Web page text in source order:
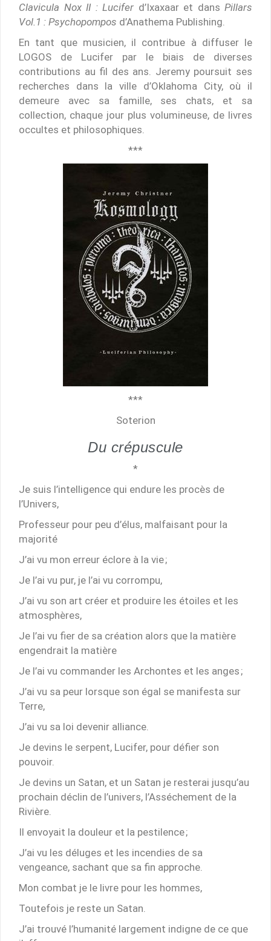
Clavicula Nox II : Lucifer d’Ixaxaar et dans Pillars
Vol.1 : Psychopompos d’Anathema Publishing.
En tant que musicien, il contribue à diffuser le
LOGOS de Lucifer par le biais de diverses
contributions au fil des ans. Jeremy poursuit ses
recherches dans la ville d’Oklahoma City, où il
demeure avec sa famille, ses chats, et sa
collection, chaque jour plus volumineuse, de livres
occultes et philosophiques.
***
***
Soterion
Du crépuscule
*
Je suis l’intelligence qui endure les procès de
l’Univers,
Professeur pour peu d’élus, malfaisant pour la
majorité
J’ai vu mon erreur éclore à la vie ;
Je l’ai vu pur, je l’ai vu corrompu,
J’ai vu son art créer et produire les étoiles et les
atmosphères,
Je l’ai vu fier de sa création alors que la matière
engendrait la matière
Je l’ai vu commander les Archontes et les anges ;
J’ai vu sa peur lorsque son égal se manifesta sur
Terre,
J’ai vu sa loi devenir alliance.
Je devins le serpent, Lucifer, pour défier son
pouvoir.
Je devins un Satan, et un Satan je resterai jusqu’au
prochain déclin de l’univers, l’Asséchement de la
Rivière.
Il envoyait la douleur et la pestilence ;
J’ai vu les déluges et les incendies de sa
vengeance, sachant que sa fin approche.
Mon combat je le livre pour les hommes,
Toutefois je reste un Satan.
J’ai trouvé l’humanité largement indigne de ce que